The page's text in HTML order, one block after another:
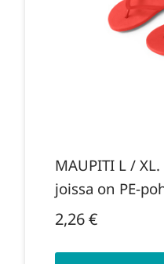
MAUPITI L /
joissa on PE-
2,26€